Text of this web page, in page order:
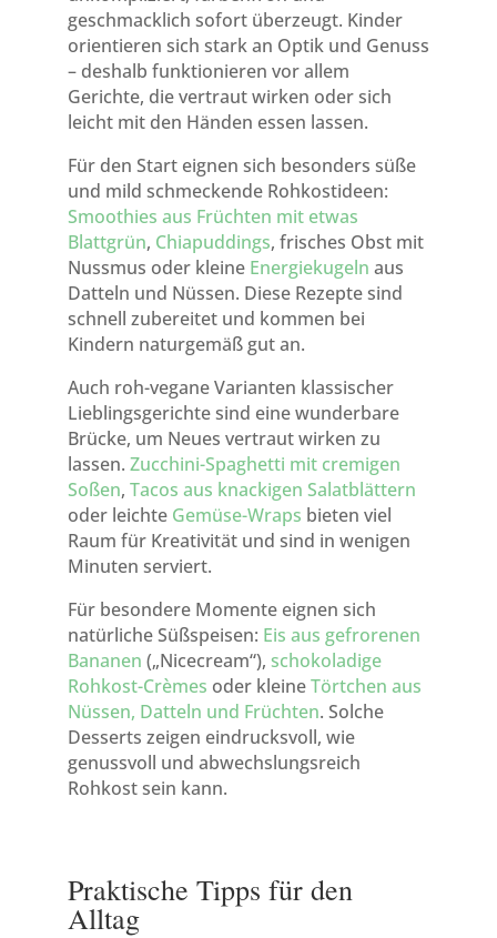
geschmacklich sofort überzeugt. Kinder
orientieren sich stark an Optik und Genuss
– deshalb funktionieren vor allem
Gerichte, die vertraut wirken oder sich
leicht mit den Händen essen lassen.
Für den Start eignen sich besonders süße
und mild schmeckende Rohkostideen:
Smoothies aus Früchten mit etwas
Blattgrün, Chiapuddings, frisches Obst mit
Nussmus oder kleine Energiekugeln aus
Datteln und Nüssen. Diese Rezepte sind
schnell zubereitet und kommen bei
Kindern naturgemäß gut an.
Auch roh-vegane Varianten klassischer
Lieblingsgerichte sind eine wunderbare
Brücke, um Neues vertraut wirken zu
lassen. Zucchini-Spaghetti mit cremigen
Soßen, Tacos aus knackigen Salatblättern
oder leichte Gemüse-Wraps bieten viel
Raum für Kreativität und sind in wenigen
Minuten serviert.
Für besondere Momente eignen sich
natürliche Süßspeisen: Eis aus gefrorenen
Bananen („Nicecream“), schokoladige
Rohkost-Crèmes oder kleineTörtchen aus
Nüssen, Datteln und Früchten. Solche
Desserts zeigen eindrucksvoll, wie
genussvoll und abwechslungsreich
Rohkost sein kann.
Praktische Tipps für den
Alltag